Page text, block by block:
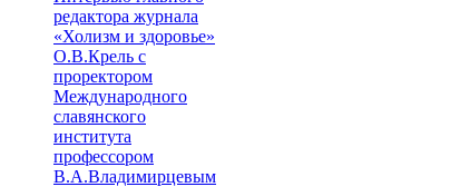
редактора журнала
«Холизм и здоровье»
О.В.Крель с
проректором
Международного
славянского
института
профессором
В.А.Владимирцевым